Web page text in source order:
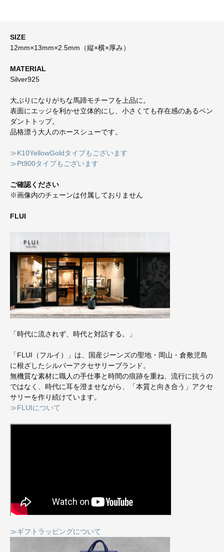
SIZE
12mm×13mm×2.5mm（縦×横×厚み）
MATERIAL
Silver925
大ぶりになりがちな馬蹄モチーフを上品に。
表面にエッジを利かせ立体的にし、小さくても存在感のあるペン
ダントトップ。
品格漂う大人のホースシューです。
≫K10YellowGoldタイプもございます
≫Pt900タイプもございます
ご確認ください
※画像内のチェーンは付属しておりません
FLUI
「時代に流されず、時代と対話する。」
「FLUI（フルイ）」は、国産ジーンズの聖地・岡山・倉敷児島
に根ざしたシルバーアクセサリーブランド。
無機質な素材に職人の手仕事と時間の痕跡を重ね、流行に抗うの
ではなく、時代に耳を澄ませながら、「本質と向き合う」アクセ
サリーを作り続けています。
≫FLUIについて
≫ギフトラッピングについて